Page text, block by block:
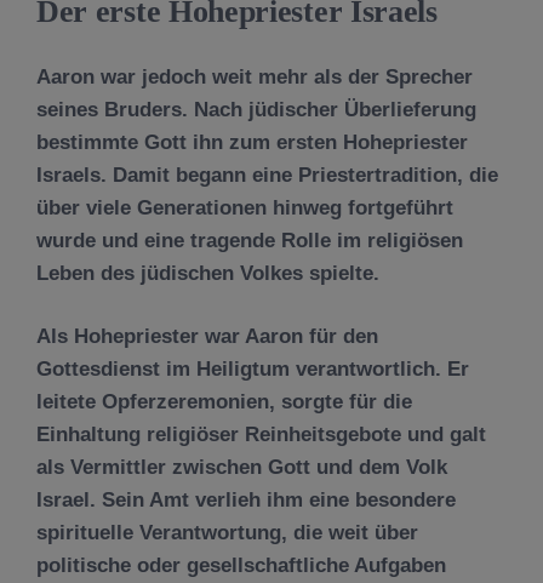
Der erste Hohepriester Israels
Aaron war jedoch weit mehr als der Sprecher
seines Bruders. Nach jüdischer Überlieferung
bestimmte Gott ihn zum ersten Hohepriester
Israels. Damit begann eine Priestertradition, die
über viele Generationen hinweg fortgeführt
wurde und eine tragende Rolle im religiösen
Leben des jüdischen Volkes spielte.
Als Hohepriester war Aaron für den
Gottesdienst im Heiligtum verantwortlich. Er
leitete Opferzeremonien, sorgte für die
Einhaltung religiöser Reinheitsgebote und galt
als Vermittler zwischen Gott und dem Volk
Israel. Sein Amt verlieh ihm eine besondere
spirituelle Verantwortung, die weit über
politische oder gesellschaftliche Aufgaben